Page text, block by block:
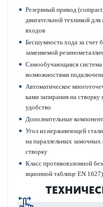
Рез­ервный привод
двигательной техникой
входов
Бесшумность хода за счет
заменяемой
Самообучающаяся сис­тема
возможно­с­тями
Автом­ат­ическое
ками запирания на створку
удобство
Дополнительные
Угол из нерж­а­в­еющей
на пар­аллельных
створку
Класс против­овзломной
яцио­нной таблице EN 1627)